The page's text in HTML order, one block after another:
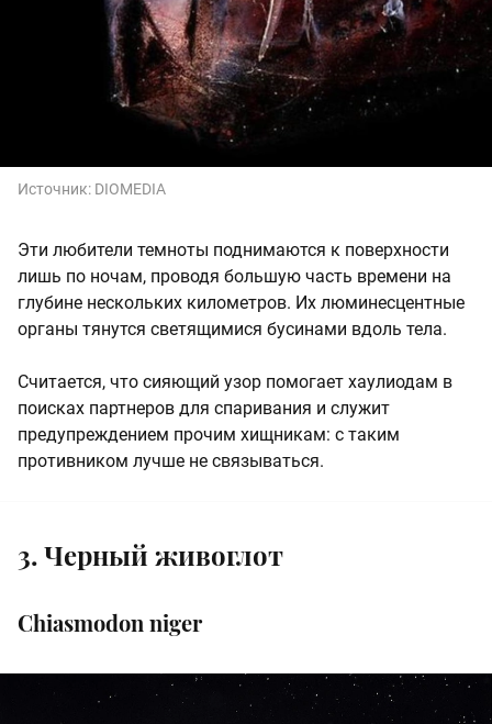
Источник: DIOMEDIA
Эти любители темноты поднимаются к поверхности
лишь по ночам, проводя большую часть времени на
глубине нескольких километров. Их люминесцентные
органы тянутся светящимися бусинами вдоль тела.
Считается, что сияющий узор помогает хаулиодам в
поисках партнеров для спаривания и служит
предупреждением прочим хищникам: с таким
противником лучше не связываться.
3. Черный живоглот
Chiasmodon niger